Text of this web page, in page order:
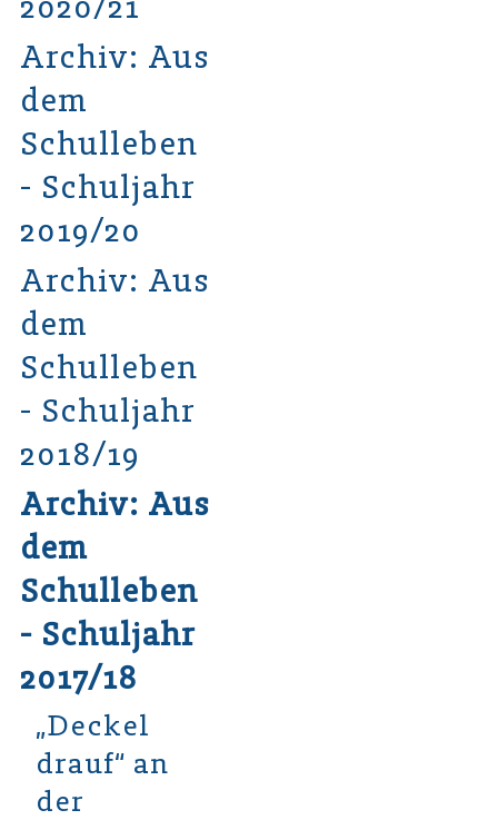
Archiv: Aus
dem
Schulleben
- Schuljahr
2019/20
Archiv: Aus
dem
Schulleben
- Schuljahr
2018/19
Archiv: Aus
dem
Schulleben
- Schuljahr
2017/18
„Deckel
drauf“ an
der